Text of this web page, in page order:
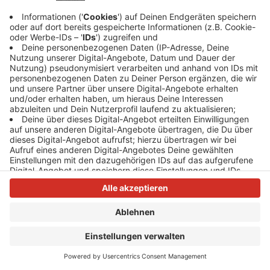
Anzeige
Anzeige
Anzeige